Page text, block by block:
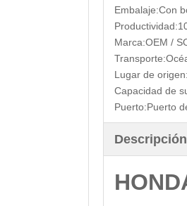
Embalaje:Con
Productividad:
Marca:OEM /
Transporte:
Lugar de origen:
Capacidad de
Puerto:Puerto